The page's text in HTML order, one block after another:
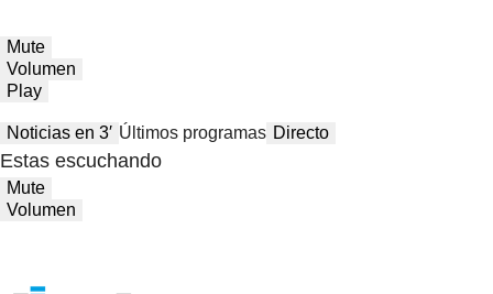
Mute
Volumen
Play
Noticias en 3′ Últimos programas Directo
Estas escuchando
Mute
Volumen